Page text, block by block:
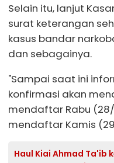
Selain itu, lanjut
surat keterangan
kasus bandar
dan sebagainya.
"Sampai saat ini
konfirmasi akan
mendaftar Rabu
mendaftar Kamis
Haul Kiai Ahmad Ta'ib